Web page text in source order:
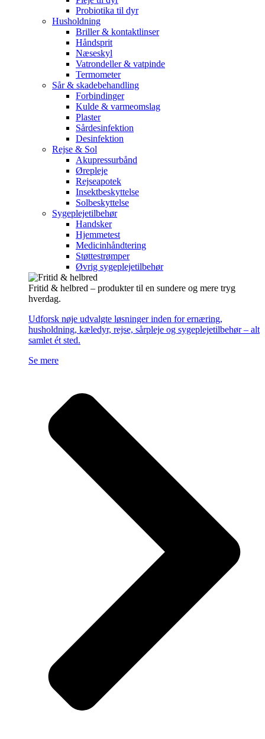
Probiotika til dyr
Husholdning
Briller & kontaktlinser
Håndsprit
Næseskyl
Vatrondeller & vatpinde
Termometer
Sår & skadebehandling
Forbindinger
Kulde & varmeomslag
Plaster
Sårdesinfektion
Desinfektion
Rejse & Sol
Akupressurbånd
Ørepleje
Rejseapotek
Insektbeskyttelse
Solbeskyttelse
Sygeplejetilbehør
Handsker
Hjemmetest
Medicinhåndtering
Støttestrømper
Øvrig sygeplejetilbehør
Fritid & helbred – produkter til en sundere og mere tryg
hverdag.
Udforsk nøje udvalgte løsninger inden for ernæring,
husholdning, kæledyr, rejse, sårpleje og sygeplejetilbehør – alt
samlet ét sted.
Se mere